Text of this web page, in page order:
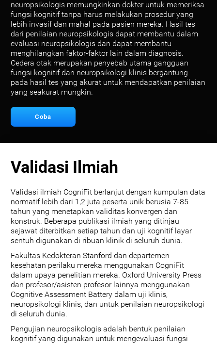
neuropsikologis memungkinkan dokter untuk memeriksa
fungsi kognitif tanpa harus melakukan prosedur yang
lebih invasif dan mahal pada pasien mereka. Hasil tes
dari penilaian neuropsikologis dapat membantu dalam
evaluasi neuropsikologis dan dapat membantu
menghilangkan faktor-faktor lain dalam diagnosis.
Cedera otak merupakan penyebab utama gangguan
fungsi kognitif dan neuropsikologi klinis bergantung
pada hasil tes yang akurat untuk mendapatkan penilaian
yang seakurat mungkin.
Coba
Validasi Ilmiah
Validasi ilmiah CogniFit berlanjut dengan kumpulan data
normatif lebih dari 1,2 juta peserta unik berusia 7-85
tahun yang menetapkan validitas konvergen dan
konstruk. Beberapa publikasi ilmiah yang ditinjau
sejawat diterbitkan setiap tahun dan uji kognitif layar
sentuh digunakan di ribuan klinik di seluruh dunia.
Fakultas Kedokteran Stanford dan departemen
kesehatan perilaku mereka menggunakan CogniFit
dalam upaya penelitian mereka. Oxford University Press
dan profesor/asisten profesor lainnya menggunakan
Cognitive Assessment Battery dalam uji klinis,
neuropsikologi klinis, dan untuk penilaian neuropsikologi
di seluruh dunia.
Pengujian neuropsikologis adalah bentuk penilaian
kognitif yang digunakan untuk mengevaluasi fungsi